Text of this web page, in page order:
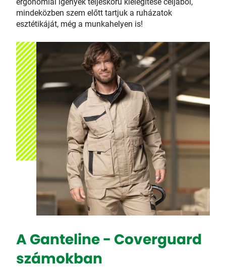
mindeközben szem előtt tartjuk a ruházatok
esztétikáját, még a munkahelyen is!
A Ganteline - Coverguard
számokban